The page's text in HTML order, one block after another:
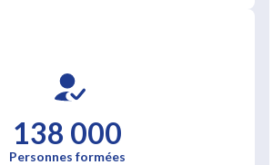
138 000
Personnes formées